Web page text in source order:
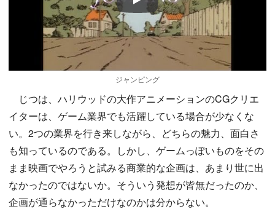
Play
ジャンピング
じつは、ハリウッドの大作アニメーションのCGクリエ
イターは、ゲーム業界でも活躍している場合が少なくな
い。2つの業界を行き来しながら、どちらの魅力、面白さ
も知っているのである。しかし、ゲームっぽいものをその
まま映画でやろうと試みる商業的な企画は、あまり世に出
なかったのではないか。そういう発想が皆無だったのか、
企画が通らなかっただけなのかは分からない。